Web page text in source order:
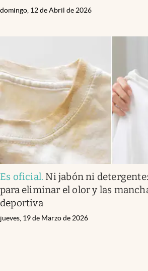
domingo, 12 de Abril de 2026
Es oficial. Ni jabón ni
para eliminar el olor y las
deportiva
jueves, 19 de Marzo de 2026